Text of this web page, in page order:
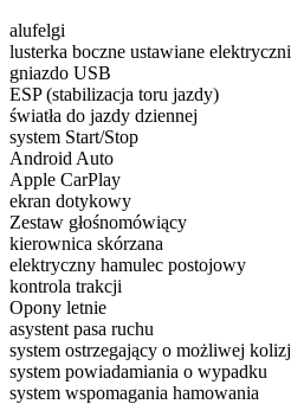
alufelgi
lusterka boczne ustawiane
gniazdo USB
ESP (stabilizacja toru jazdy)
światła do jazdy dziennej
system Start/Stop
Android Auto
Apple CarPlay
ekran dotykowy
Zestaw głośnomówiący
kierownica skórzana
elektryczny hamulec postojowy
kontrola trakcji
Opony letnie
asystent pasa ruchu
system ostrzegający o możliwej
system powiadamiania o wypadku
system wspomagania hamowania